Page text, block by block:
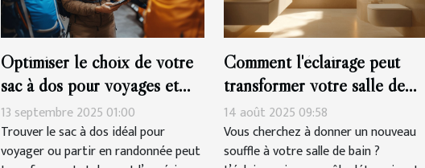
Optimiser le choix de votre
sac à dos pour voyages et
randonnées
13 septembre 2025 01:00
Trouver le sac à dos idéal pour
voyager ou partir en randonnée peut
Comment l'éclairage peut
transformer votre salle de
bain ?
14 août 2025 09:58
Vous cherchez à donner un nouveau
souffle à votre salle de bain ?